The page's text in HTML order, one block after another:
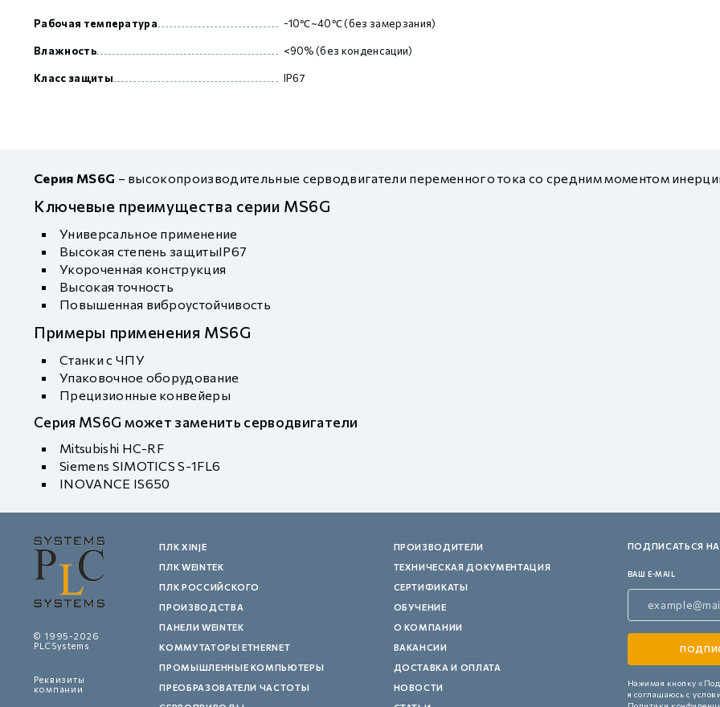
Рабочая температура -10℃~40℃ (без замерзания)
Влажность <90% (без конденсации)
Класс защиты IP67
Серия MS6G – высокопроизводительные серводвигатели переменного тока со средним моментом
Ключевые преимущества серии MS6G
Универсальное применение
Высокая степень защитыIP67
Укороченная конструкция
Высокая точность
Повышенная виброустойчивость
Примеры применения MS6G
Станки с ЧПУ
Упаковочное оборудование
Прецизионные конвейеры
Серия MS6G может заменить серводвигатели
Mitsubishi HC-RF
Siemens SIMOTICS S-1FL6
INOVANCE IS650
© 1995-2026
PLCSystems
Реквизиты
компании
ПЛК XINJE
ПЛК WEINTEK
ПЛК РОССИЙСКОГО
ПРОИЗВОДСТВА
ПАНЕЛИ WEINTEK
КОММУТАТОРЫ ETHERNET
ПРОМЫШЛЕННЫЕ КОМПЬЮТЕРЫ
ПРЕОБРАЗОВАТЕЛИ ЧАСТОТЫ
ПРОИЗВОДИТЕЛИ
ТЕХНИЧЕСКАЯ ДОКУМЕНТАЦИЯ
СЕРТИФИКАТЫ
ОБУЧЕНИЕ
О КОМПАНИИ
ВАКАНСИИ
ДОСТАВКА И ОПЛАТА
НОВОСТИ
ПОДПИСАТЬСЯ
ВАШ E-MAIL
Нажимая кнопку
я соглашаюсь с
Политики